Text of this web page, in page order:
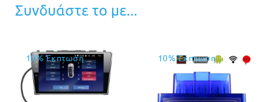
Συνδυάστε το με...
10% Έκπτωση 10% Έκπτωση